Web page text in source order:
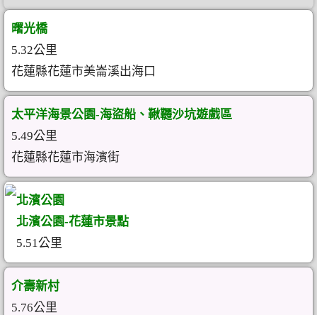
曙光橋
5.32公里
花蓮縣花蓮市美崙溪出海口
太平洋海景公園-海盜船、鞦韆沙坑遊戲區
5.49公里
花蓮縣花蓮市海濱街
北濱公園
北濱公園-花蓮市景點
5.51公里
介壽新村
5.76公里